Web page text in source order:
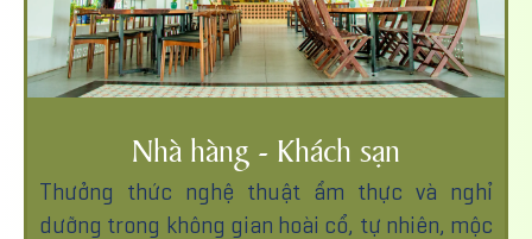
Nhà hàng - Khách sạn
Thưởng thức nghệ thuật ẩm thực và nghỉ
dưỡng trong không gian hoài cổ, tự nhiên, mộc